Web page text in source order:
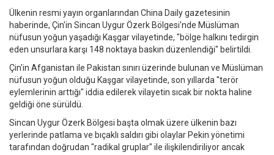
Ülkenin resmi yayın organlarından China Daily gazetesinin
haberinde, Çin'in Sincan Uygur Özerk Bölgesi'nde Müslüman
nüfusun yoğun yaşadığı Kaşgar vilayetinde, "bölge halkını tedirgin
eden unsurlara karşı 148 noktaya baskın düzenlendiği" belirtildi.
Çin'in Afganistan ile Pakistan sınırı üzerinde bulunan ve Müslüman
nüfusun yoğun olduğu Kaşgar vilayetinde, son yıllarda ''terör
eylemlerinin arttığı" iddia edilerek vilayetin sıcak bir nokta haline
geldiği öne sürüldü.
Sincan Uygur Özerk Bölgesi başta olmak üzere ülkenin bazı
yerlerinde patlama ve bıçaklı saldırı gibi olaylar Pekin yönetimi
tarafından doğrudan "radikal gruplar" ile ilişkilendiriliyor ancak